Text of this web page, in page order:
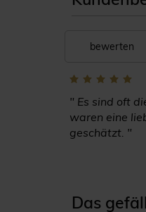
bewerten
" Es sind oft
waren eine
geschätzt. "
Das